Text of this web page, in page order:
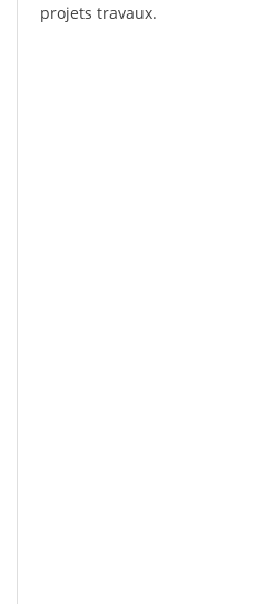
projets travaux.